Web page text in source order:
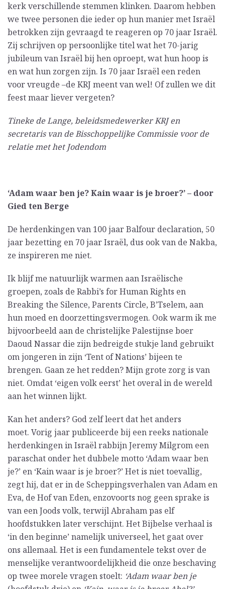
kerk verschillende stemmen klinken. Daarom hebben
we twee personen die ieder op hun manier met Israël
betrokken zijn gevraagd te reageren op 70 jaar Israël.
Zij schrijven op persoonlijke titel wat het 70-jarig
jubileum van Israël bij hen oproept, wat hun hoop is
en wat hun zorgen zijn. Is 70 jaar Israël een reden
voor vreugde –de KRJ meent van wel! Of zullen we dit
feest maar liever vergeten?
Tineke de Lange, beleidsmedewerker KRJ en
secretaris van de Bisschoppelijke Commissie voor de
relatie met het Jodendom
‘Adam waar ben je? Kain waar is je broer?’ – door
Gied ten Berge
De herdenkingen van 100 jaar Balfour declaration, 50
jaar bezetting en 70 jaar Israël, dus ook van de Nakba,
ze inspireren me niet.
Ik blijf me natuurlijk warmen aan Israëlische
groepen, zoals de Rabbi’s for Human Rights en
Breaking the Silence, Parents Circle, B’Tselem, aan
hun moed en doorzettingsvermogen. Ook warm ik me
bijvoorbeeld aan de christelijke Palestijnse boer
Daoud Nassar die zijn bedreigde stukje land gebruikt
om jongeren in zijn ‘Tent of Nations’ bijeen te
brengen. Gaan ze het redden? Mijn grote zorg is van
niet. Omdat ‘eigen volk eerst’ het overal in de wereld
aan het winnen lijkt.
Kan het anders? God zelf leert dat het anders
moet. Vorig jaar publiceerde bij een reeks nationale
herdenkingen in Israël rabbijn Jeremy Milgrom een
paraschat onder het dubbele motto ‘Adam waar ben
je?’ en ‘Kain waar is je broer?’ Het is niet toevallig,
zegt hij, dat er in de Scheppingsverhalen van Adam en
Eva, de Hof van Eden, enzovoorts nog geen sprake is
van een Joods volk, terwijl Abraham pas elf
hoofdstukken later verschijnt. Het Bijbelse verhaal is
‘in den beginne’ namelijk universeel, het gaat over
ons allemaal. Het is een fundamentele tekst over de
menselijke verantwoordelijkheid die onze beschaving
op twee morele vragen stoelt: ‘Adam waar ben je